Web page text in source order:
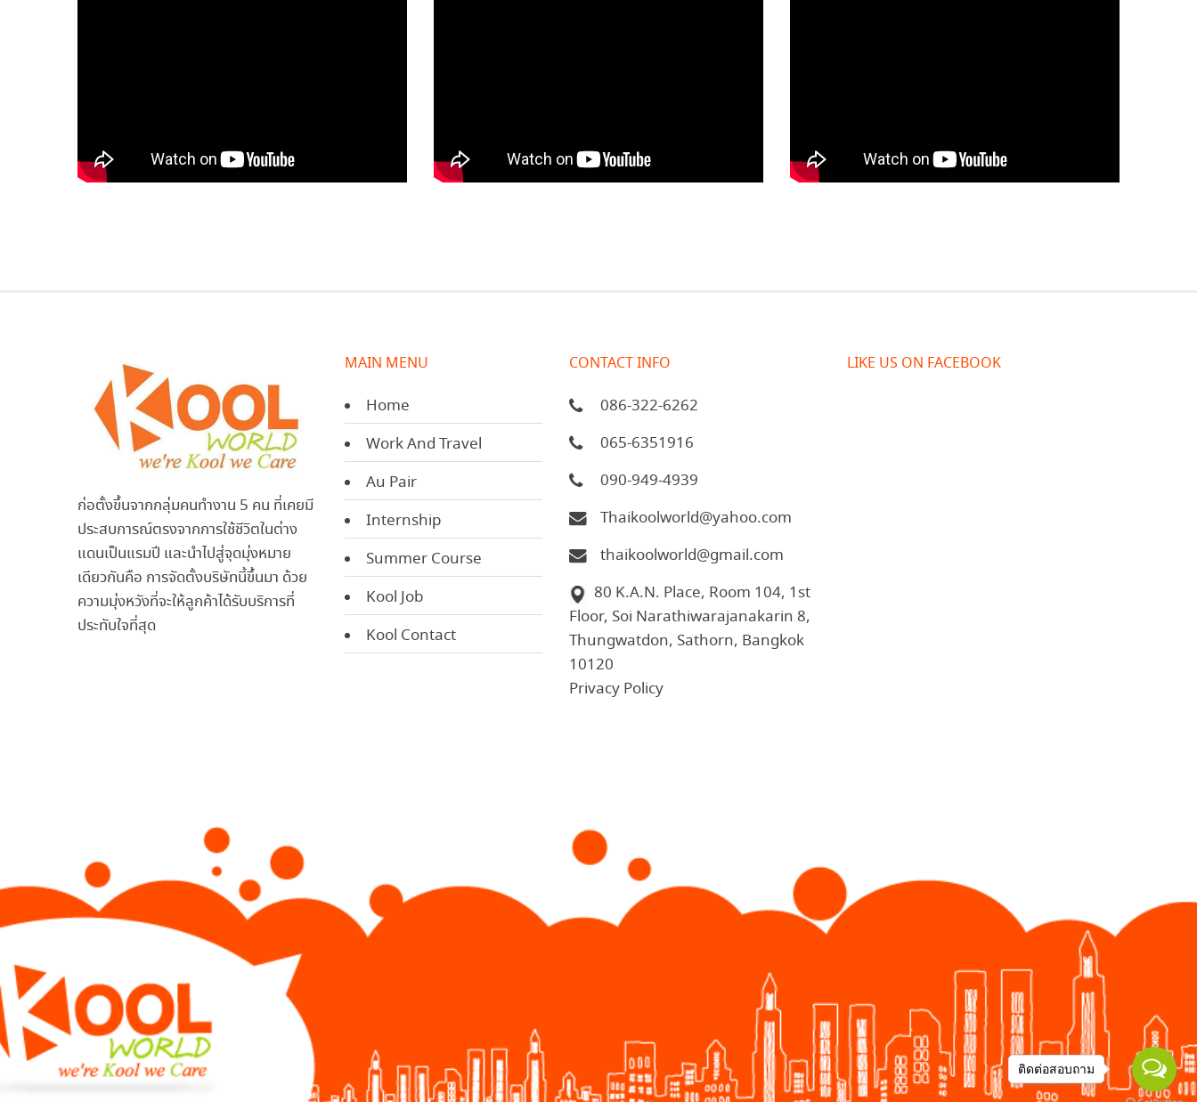
ก่อตั้งขึ้นจากกลุ่มคนทำงาน 5 คน ที่เคยมี
ประสบการณ์ตรงจากการใช้ชีวิตในต่าง
แดนเป็นแรมปี และนำไปสู่จุดมุ่งหมาย
เดียวกันคือ การจัดตั้งบริษัทนี้ขึ้นมา ด้วย
ความมุ่งหวังที่จะให้ลูกค้าได้รับบริการที่
ประทับใจที่สุด
MAIN MENU
Home
Work And Travel
Au Pair
Internship
Summer Course
Kool Job
Kool Contact
CONTACT INFO
086-322-6262
065-6351916
090-949-4939
Thaikoolworld@yahoo.com
thaikoolworld@gmail.com
80 K.A.N. Place, Room 104, 1st
Floor, Soi Narathiwarajanakarin 8,
Thungwatdon, Sathorn, Bangkok
10120
Privacy Policy
LIKE US ON FACEBOOK
ติดต่อสอบถาม